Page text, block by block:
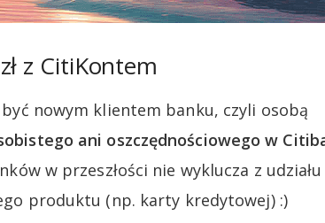
z CitiKontem
nowym klientem banku, czyli osobą
ani oszczędnościowego w
w przeszłości nie wyklucza z
produktu (np. karty kredytowej) :)